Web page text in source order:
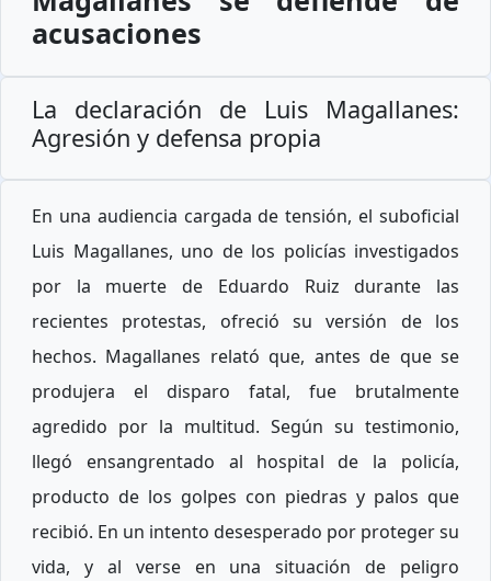
acusaciones
La declaración de Luis Magallanes:
Agresión y defensa propia
En una audiencia cargada de tensión, el suboficial
Luis Magallanes, uno de los policías investigados
por la muerte de Eduardo Ruiz durante las
recientes protestas, ofreció su versión de los
hechos. Magallanes relató que, antes de que se
produjera el disparo fatal, fue brutalmente
agredido por la multitud. Según su testimonio,
llegó ensangrentado al hospital de la policía,
producto de los golpes con piedras y palos que
recibió. En un intento desesperado por proteger su
vida, y al verse en una situación de peligro